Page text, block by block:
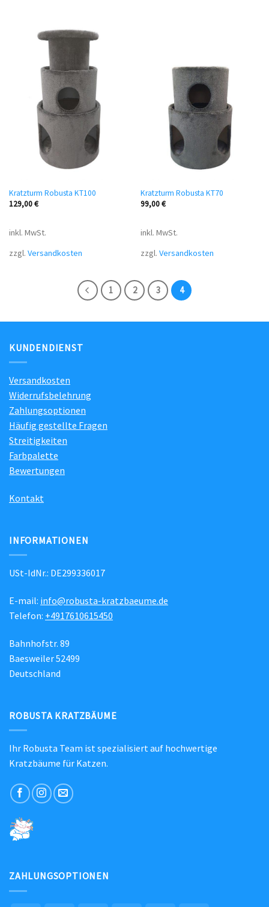
Kratzturm Robusta KT100
129,00€
inkl. MwSt.
zzgl. Versandkosten
Kratzturm Robusta KT70
99,00€
inkl. MwSt.
zzgl. Versandkosten
1 2 3 4
KUNDENDIENST
Versandkosten
Widerrufsbelehrung
Zahlungsoptionen
Häufig gestellte Fragen
Streitigkeiten
Farbpalette
Bewertungen
Kontakt
INFORMATIONEN
USt-IdNr.: DE299336017
E-mail: info@robusta-kratzbaeume.de
Telefon: +4917610615450
Bahnhofstr. 89
Baesweiler 52499
Deutschland
ROBUSTA KRATZBÄUME
Ihr Robusta Team ist spezialisiert auf hochwertige
Kratzbäume für Katzen.
ZAHLUNGSOPTIONEN